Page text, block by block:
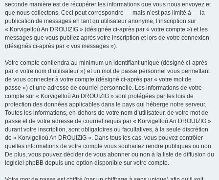
seconde manière est de récupérer les informations que vous nous envoyez et
que nous collectons. Ceci peut correspondre — mais n’est pas limité à — la
publication de messages en tant qu’utilisateur anonyme, l’inscription sur
« Korvigelloù An DROUIZIG » (désignée ci-après par « votre compte ») et les
messages que vous publiez après votre inscription et lors de votre connexion
(désignés ci-après par « vos messages »).
Votre compte contiendra au minimum un identifiant unique (désigné ci-après
par « votre nom d’utilisateur ») et un mot de passe personnel vous permettant
de vous connecter à votre compte (désigné ci-après par « votre mot de
passe ») et une adresse de courriel personnelle. Les informations de votre
compte sur « Korvigelloù An DROUIZIG » sont protégées par les lois de
protection des données applicables dans le pays qui héberge notre serveur.
Toutes les informations, en-dehors de votre nom d’utilisateur, de votre mot de
passe et de votre adresse de courriel requis par « Korvigelloù An DROUIZIG »
durant votre inscription, sont obligatoires ou facultatives, à la seule discrétion
de « Korvigelloù An DROUIZIG ». Dans tous les cas, vous pouvez contrôler
quelles informations de votre compte vous souhaitez rendre publiques ou non.
De plus, vous pouvez décider de vous abonner ou non à la liste de diffusion du
logiciel phpBB depuis une option disponible sur votre compte.